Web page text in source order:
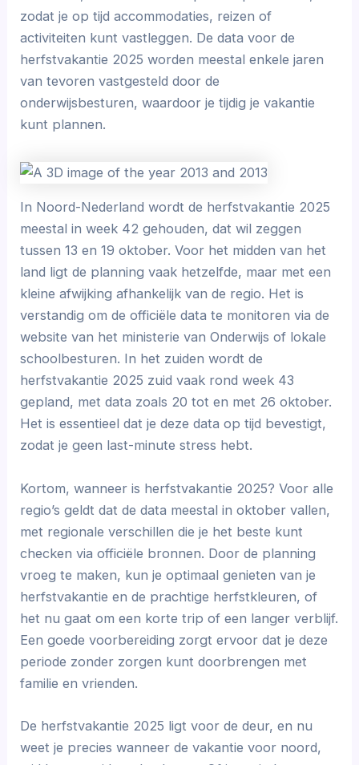
zodat je op tijd accommodaties, reizen of
activiteiten kunt vastleggen. De data voor de
herfstvakantie 2025 worden meestal enkele jaren
van tevoren vastgesteld door de
onderwijsbesturen, waardoor je tijdig je vakantie
kunt plannen.
In Noord-Nederland wordt de herfstvakantie 2025
meestal in week 42 gehouden, dat wil zeggen
tussen 13 en 19 oktober. Voor het midden van het
land ligt de planning vaak hetzelfde, maar met een
kleine afwijking afhankelijk van de regio. Het is
verstandig om de officiële data te monitoren via de
website van het ministerie van Onderwijs of lokale
schoolbesturen. In het zuiden wordt de
herfstvakantie 2025 zuid vaak rond week 43
gepland, met data zoals 20 tot en met 26 oktober.
Het is essentieel dat je deze data op tijd bevestigt,
zodat je geen last-minute stress hebt.
Kortom, wanneer is herfstvakantie 2025? Voor alle
regio’s geldt dat de data meestal in oktober vallen,
met regionale verschillen die je het beste kunt
checken via officiële bronnen. Door de planning
vroeg te maken, kun je optimaal genieten van je
herfstvakantie en de prachtige herfstkleuren, of
het nu gaat om een korte trip of een langer verblijf.
Een goede voorbereiding zorgt ervoor dat je deze
periode zonder zorgen kunt doorbrengen met
familie en vrienden.
De herfstvakantie 2025 ligt voor de deur, en nu
weet je precies wanneer de vakantie voor noord,